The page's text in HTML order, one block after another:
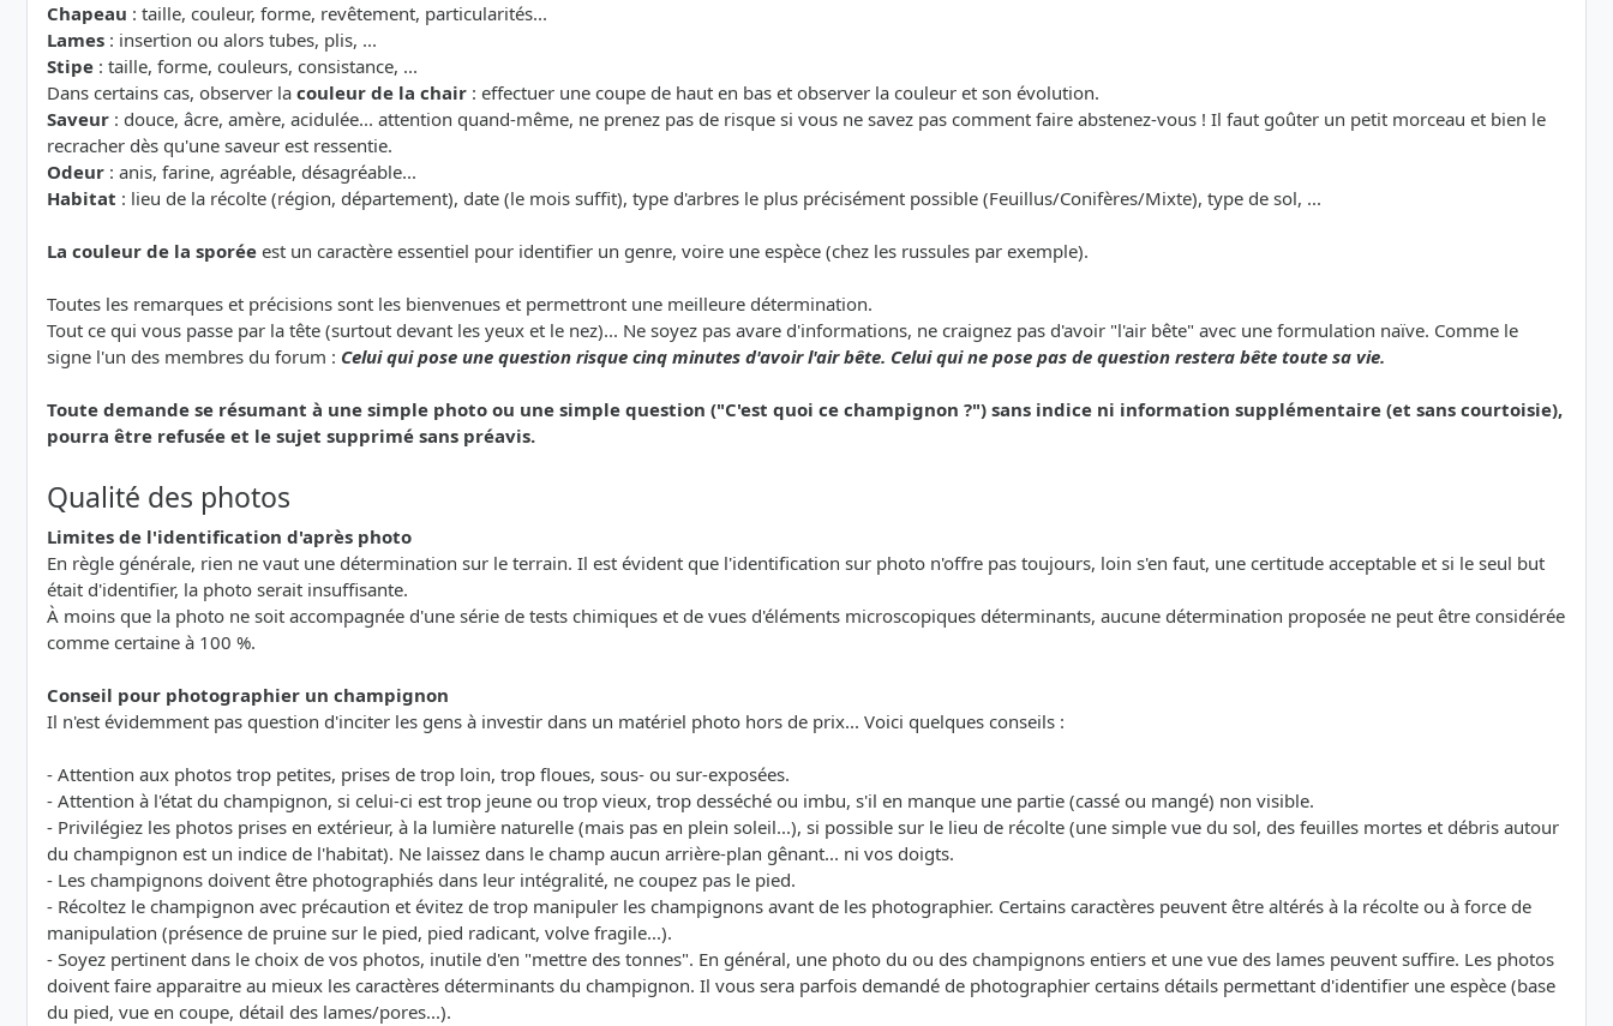
Chapeau : taille, couleur, forme, revêtement, particularités...
Lames : insertion ou alors tubes, plis, ...
Stipe : taille, forme, couleurs, consistance, ...
Dans certains cas, observer la couleur de la chair : effectuer une coupe de haut en bas et observer la couleur et son évolution.
Saveur : douce, âcre, amère, acidulée... attention quand-même, ne prenez pas de risque si vous ne savez pas comment faire abstenez-vous ! Il faut goûter un petit morceau et bien le
recracher dès qu'une saveur est ressentie.
Odeur : anis, farine, agréable, désagréable...
Habitat : lieu de la récolte (région, département), date (le mois suffit), type d'arbres le plus précisément possible (Feuillus/Conifères/Mixte), type de sol, ...
La couleur de la sporée est un caractère essentiel pour identifier un genre, voire une espèce (chez les russules par exemple).
Toutes les remarques et précisions sont les bienvenues et permettront une meilleure détermination.
Tout ce qui vous passe par la tête (surtout devant les yeux et le nez)... Ne soyez pas avare d'informations, ne craignez pas d'avoir "l'air bête" avec une formulation naïve. Comme le
signe l'un des membres du forum : Celui qui pose une question risque cinq minutes d'avoir l'air bête. Celui qui ne pose pas de question restera bête toute sa vie.
Toute demande se résumant à une simple photo ou une simple question ("C'est quoi ce champignon ?") sans indice ni information supplémentaire (et sans courtoisie),
pourra être refusée et le sujet supprimé sans préavis.
Qualité des photos
Limites de l'identification d'après photo
En règle générale, rien ne vaut une détermination sur le terrain. Il est évident que l'identification sur photo n'offre pas toujours, loin s'en faut, une certitude acceptable et si le seul but
était d'identifier, la photo serait insuffisante.
À moins que la photo ne soit accompagnée d'une série de tests chimiques et de vues d'éléments microscopiques déterminants, aucune détermination proposée ne peut être considérée
comme certaine à 100 %.
Conseil pour photographier un champignon
Il n'est évidemment pas question d'inciter les gens à investir dans un matériel photo hors de prix... Voici quelques conseils :
- Attention aux photos trop petites, prises de trop loin, trop floues, sous- ou sur-exposées.
- Attention à l'état du champignon, si celui-ci est trop jeune ou trop vieux, trop desséché ou imbu, s'il en manque une partie (cassé ou mangé) non visible.
- Privilégiez les photos prises en extérieur, à la lumière naturelle (mais pas en plein soleil...), si possible sur le lieu de récolte (une simple vue du sol, des feuilles mortes et débris autour
du champignon est un indice de l'habitat). Ne laissez dans le champ aucun arrière-plan gênant... ni vos doigts.
- Les champignons doivent être photographiés dans leur intégralité, ne coupez pas le pied.
- Récoltez le champignon avec précaution et évitez de trop manipuler les champignons avant de les photographier. Certains caractères peuvent être altérés à la récolte ou à force de
manipulation (présence de pruine sur le pied, pied radicant, volve fragile...).
- Soyez pertinent dans le choix de vos photos, inutile d'en "mettre des tonnes". En général, une photo du ou des champignons entiers et une vue des lames peuvent suffire. Les photos
doivent faire apparaitre au mieux les caractères déterminants du champignon. Il vous sera parfois demandé de photographier certains détails permettant d'identifier une espèce (base
du pied, vue en coupe, détail des lames/pores...).